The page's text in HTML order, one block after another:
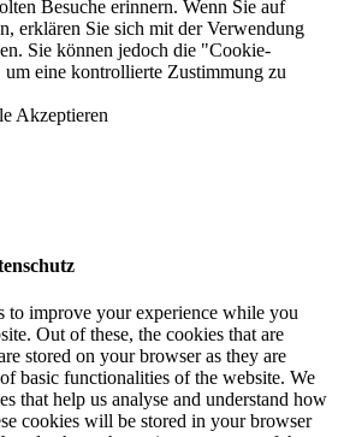
Besuche erinnern. Wenn Sie auf
erklären Sie sich mit der Verwendung
Sie können jedoch die "Cookie-
eine kontrollierte Zustimmung zu
Akzeptieren
to improve your experience while you
Out of these, the cookies that are
stored on your browser as they are
basic functionalities of the website. We
that help us analyse and understand how
cookies will be stored in your browser